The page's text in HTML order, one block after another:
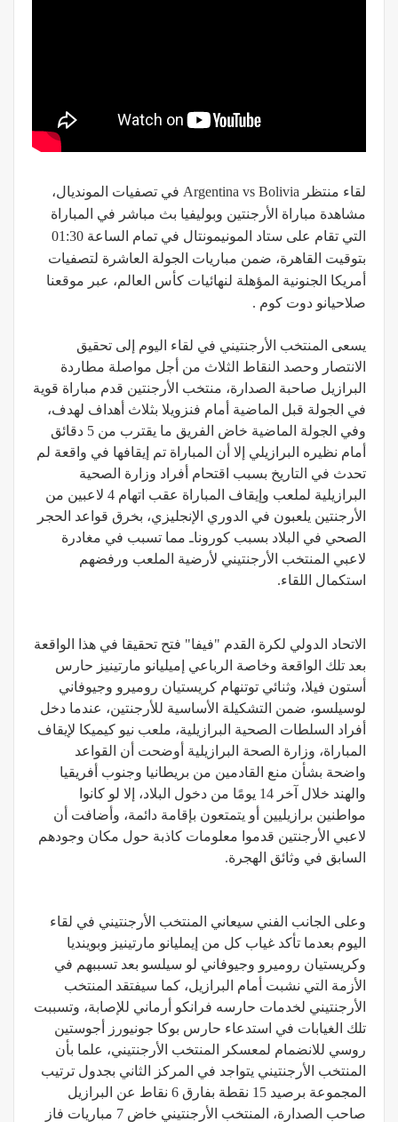
لقاء منتظر Argentina vs Bolivia في تصفيات المونديال،
مشاهدة مباراة الأرجنتين وبوليفيا بث مباشر في المباراة
التي تقام على ستاد المونيمونتال في تمام الساعة 01:30
بتوقيت القاهرة، ضمن مباريات الجولة العاشرة لتصفيات
أمريكا الجنونية المؤهلة لنهائيات كأس العالم، عبر موقعنا
صلاحيانو دوت كوم .
يسعى المنتخب الأرجنتيني في لقاء اليوم إلى تحقيق
الانتصار وحصد النقاط الثلاث من أجل مواصلة مطاردة
البرازيل صاحبة الصدارة، منتخب الأرجنتين قدم مباراة قوية
في الجولة قبل الماضية أمام فنزويلا بثلاث أهداف لهدف،
وفي الجولة الماضية خاض الفريق ما يقترب من 5 دقائق
أمام نظيره البرازيلي إلا أن المباراة تم إيقافها في واقعة لم
تحدث في التاريخ بسبب اقتحام أفراد وزارة الصحية
البرازيلية لملعب وإيقاف المباراة عقب اتهام 4 لاعبين من
الأرجنتين يلعبون في الدوري الإنجليزي، بخرق قواعد الحجر
الصحي في البلاد بسبب كوروناـ مما تسبب في مغادرة
لاعبي المنتخب الأرجنتيني لأرضية الملعب ورفضهم
استكمال اللقاء.
الاتحاد الدولي لكرة القدم "فيفا" فتح تحقيقا في هذا الواقعة
بعد تلك الواقعة وخاصة الرباعي إميليانو مارتينيز حارس
أستون فيلا، وثنائي توتنهام كريستيان روميرو وجيوفاني
لوسيلسو، ضمن التشكيلة الأساسية للأرجنتين، عندما دخل
أفراد السلطات الصحية البرازيلية، ملعب نيو كيميكا لإيقاف
المباراة، وزارة الصحة البرازيلية أوضحت أن القواعد
واضحة بشأن منع القادمين من بريطانيا وجنوب أفريقيا
والهند خلال آخر 14 يومًا من دخول البلاد، إلا لو كانوا
مواطنين برازيليين أو يتمتعون بإقامة دائمة، وأضافت أن
لاعبي الأرجنتين قدموا معلومات كاذبة حول مكان وجودهم
السابق في وثائق الهجرة.
وعلى الجانب الفني سيعاني المنتخب الأرجنتيني في لقاء
اليوم بعدما تأكد غياب كل من إيمليانو مارتينيز وبوينديا
وكريستيان روميرو وجيوفاني لو سيلسو بعد تسببهم في
الأزمة التي نشبت أمام البرازيل، كما سيفتقد المنتخب
الأرجنتيني لخدمات حارسه فرانكو أرماني للإصابة، وتسببت
تلك الغيابات في استدعاء حارس بوكا جونيورز أجوستين
روسي للانضمام لمعسكر المنتخب الأرجنتيني، علما بأن
المنتخب الأرجنتيني يتواجد في المركز الثاني بجدول ترتيب
المجموعة برصيد 15 نقطة بفارق 6 نقاط عن البرازيل
صاحب الصدارة، المنتخب الأرجنتيني خاض 7 مباريات فاز